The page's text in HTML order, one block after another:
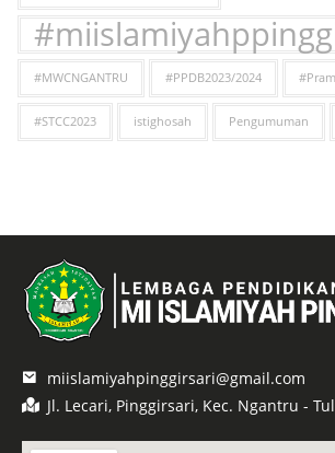
#MWCNGANTRU #PPDB2023/2024
#STCC2023 istighosah Pengumuman
miislamiyahpinggirsari@gmail.com
Jl. Lecari, Pinggirsari, Kec. Ngantru -